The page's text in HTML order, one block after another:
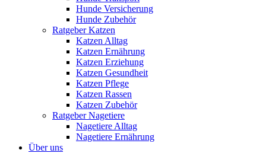
Hunde Versicherung
Hunde Zubehör
Ratgeber Katzen
Katzen Alltag
Katzen Ernährung
Katzen Erziehung
Katzen Gesundheit
Katzen Pflege
Katzen Rassen
Katzen Zubehör
Ratgeber Nagetiere
Nagetiere Alltag
Nagetiere Ernährung
Über uns